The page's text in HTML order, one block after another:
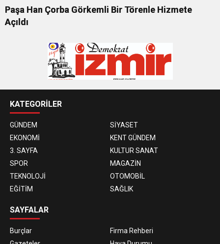
Paşa Han Çorba Görkemli Bir Törenle Hizmete
Açıldı
KATEGORİLER
GÜNDEM
SİYASET
EKONOMİ
KENT GÜNDEM
3. SAYFA
KULTUR SANAT
SPOR
MAGAZİN
TEKNOLOJİ
OTOMOBİL
EĞİTİM
SAĞLIK
SAYFALAR
Burçlar
Firma Rehberi